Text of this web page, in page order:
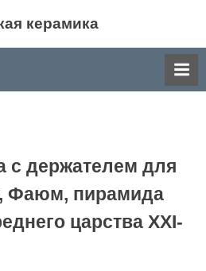
керамика
производство, различные направления в
с держателем для
Фаюм, пирамида
царства XXI-